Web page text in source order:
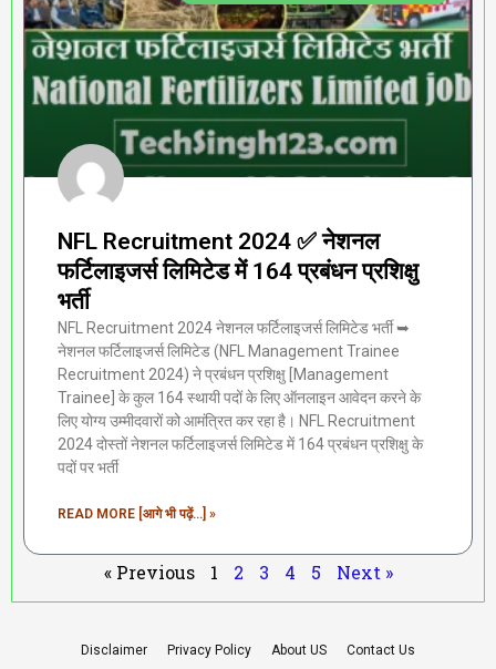
NFL Recruitment 2024 ✅ नेशनल
फर्टिलाइजर्स लिमिटेड में 164 प्रबंधन प्रशिक्षु
भर्ती
NFL Recruitment 2024 नेशनल फर्टिलाइजर्स लिमिटेड भर्ती ➥
नेशनल फर्टिलाइजर्स लिमिटेड (NFL Management Trainee
Recruitment 2024) ने प्रबंधन प्रशिक्षु [Management
Trainee] के कुल 164 स्थायी पदों के लिए ऑनलाइन आवेदन करने के
लिए योग्य उम्मीदवारों को आमंत्रित कर रहा है। NFL Recruitment
2024 दोस्तों नेशनल फर्टिलाइजर्स लिमिटेड में 164 प्रबंधन प्रशिक्षु के
पदों पर भर्ती
READ MORE [आगे भी पढ़ें...] »
« Previous 1 2 3 4 5 Next »
Disclaimer Privacy Policy About US Contact Us